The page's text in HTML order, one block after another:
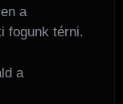
a
fogunk térni.
a